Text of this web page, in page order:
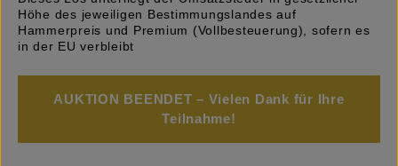
Höhe des jeweiligen Bestimmungslandes auf
Hammerpreis und Premium (Vollbesteuerung), sofern es
in der EU verbleibt
AUKTION BEENDET – Vielen Dank für Ihre
Teilnahme!